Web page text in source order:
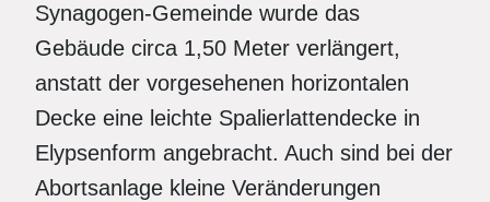
Synagogen-Gemeinde wurde das
Gebäude circa 1,50 Meter verlängert,
anstatt der vorgesehenen horizontalen
Decke eine leichte Spalierlattendecke in
Elypsenform angebracht. Auch sind bei der
Abortsanlage kleine Veränderungen